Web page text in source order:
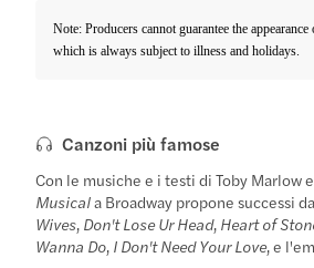
Note: Producers cannot guarantee the
which is always subject to illness and holidays.
Canzoni più famose
Con le musiche e i testi di Toby Marlow
Musicala Broadway propone successi
Wives, Don't Lose Ur Head, Heart of
Wanna Do, I Don't Need Your Love, e